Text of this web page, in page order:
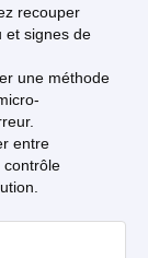
recouper
et signes de
une méthode
entre
contrôle